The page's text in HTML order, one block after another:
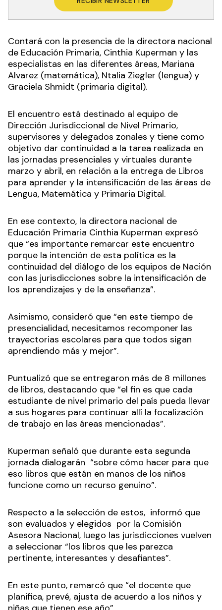
Contará con la presencia de la directora nacional
de Educación Primaria, Cinthia Kuperman y las
especialistas en las diferentes áreas, Mariana
Alvarez (matemática), Ntalia Ziegler (lengua) y
Graciela Shmidt (primaria digital).
El encuentro está destinado al equipo de
Dirección Jurisdiccional de Nivel Primario,
supervisores y delegados zonales y tiene como
objetivo dar continuidad a la tarea realizada en
las jornadas presenciales y virtuales durante
marzo y abril, en relación a la entrega de Libros
para aprender y la intensificación de las áreas de
Lengua, Matemática y Primaria Digital.
En ese contexto, la directora nacional de
Educación Primaria Cinthia Kuperman expresó
que “es importante remarcar este encuentro
porque la intención de esta política es la
continuidad del diálogo de los equipos de Nación
con las jurisdicciones sobre la intensificación de
los aprendizajes y de la enseñanza”.
Asimismo, consideró que “en este tiempo de
presencialidad, necesitamos recomponer las
trayectorias escolares para que todos sigan
aprendiendo más y mejor”.
Puntualizó que se entregaron más de 8 millones
de libros, destacando que “el fin es que cada
estudiante de nivel primario del país pueda llevar
a sus hogares para continuar allí la focalización
de trabajo en las áreas mencionadas”.
Kuperman señaló que durante esta segunda
jornada dialogarán “sobre cómo hacer para que
eso libros que están en manos de los niños
funcione como un recurso genuino”.
Respecto a la selección de estos, informó que
son evaluados y elegidos por la Comisión
Asesora Nacional, luego las jurisdicciones vuelven
a seleccionar “los libros que les parezca
pertinente, interesantes y desafiantes”.
En este punto, remarcó que “el docente que
planifica, prevé, ajusta de acuerdo a los niños y